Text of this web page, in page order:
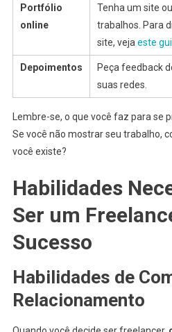
Portfólio
online
Tenha um site
trabalhos. Para
site, veja este
Depoimentos
Peça feedback
suas redes.
Lembre-se, o que você faz para se
Se você não mostrar seu trabalho,
você existe?
Habilidades
Ser um
Sucesso
Habilidades de
Relacionamento